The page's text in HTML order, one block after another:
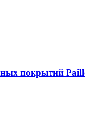
покрытий